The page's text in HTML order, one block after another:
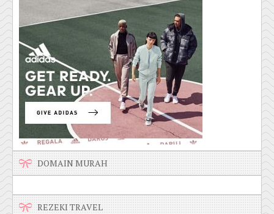
DOMAIN MURAH
REZEKI TRAVEL